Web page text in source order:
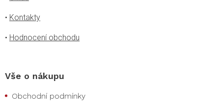
• Kontakty
• Hodnocení obchodu
Vše o nákupu
Obchodní podmínky